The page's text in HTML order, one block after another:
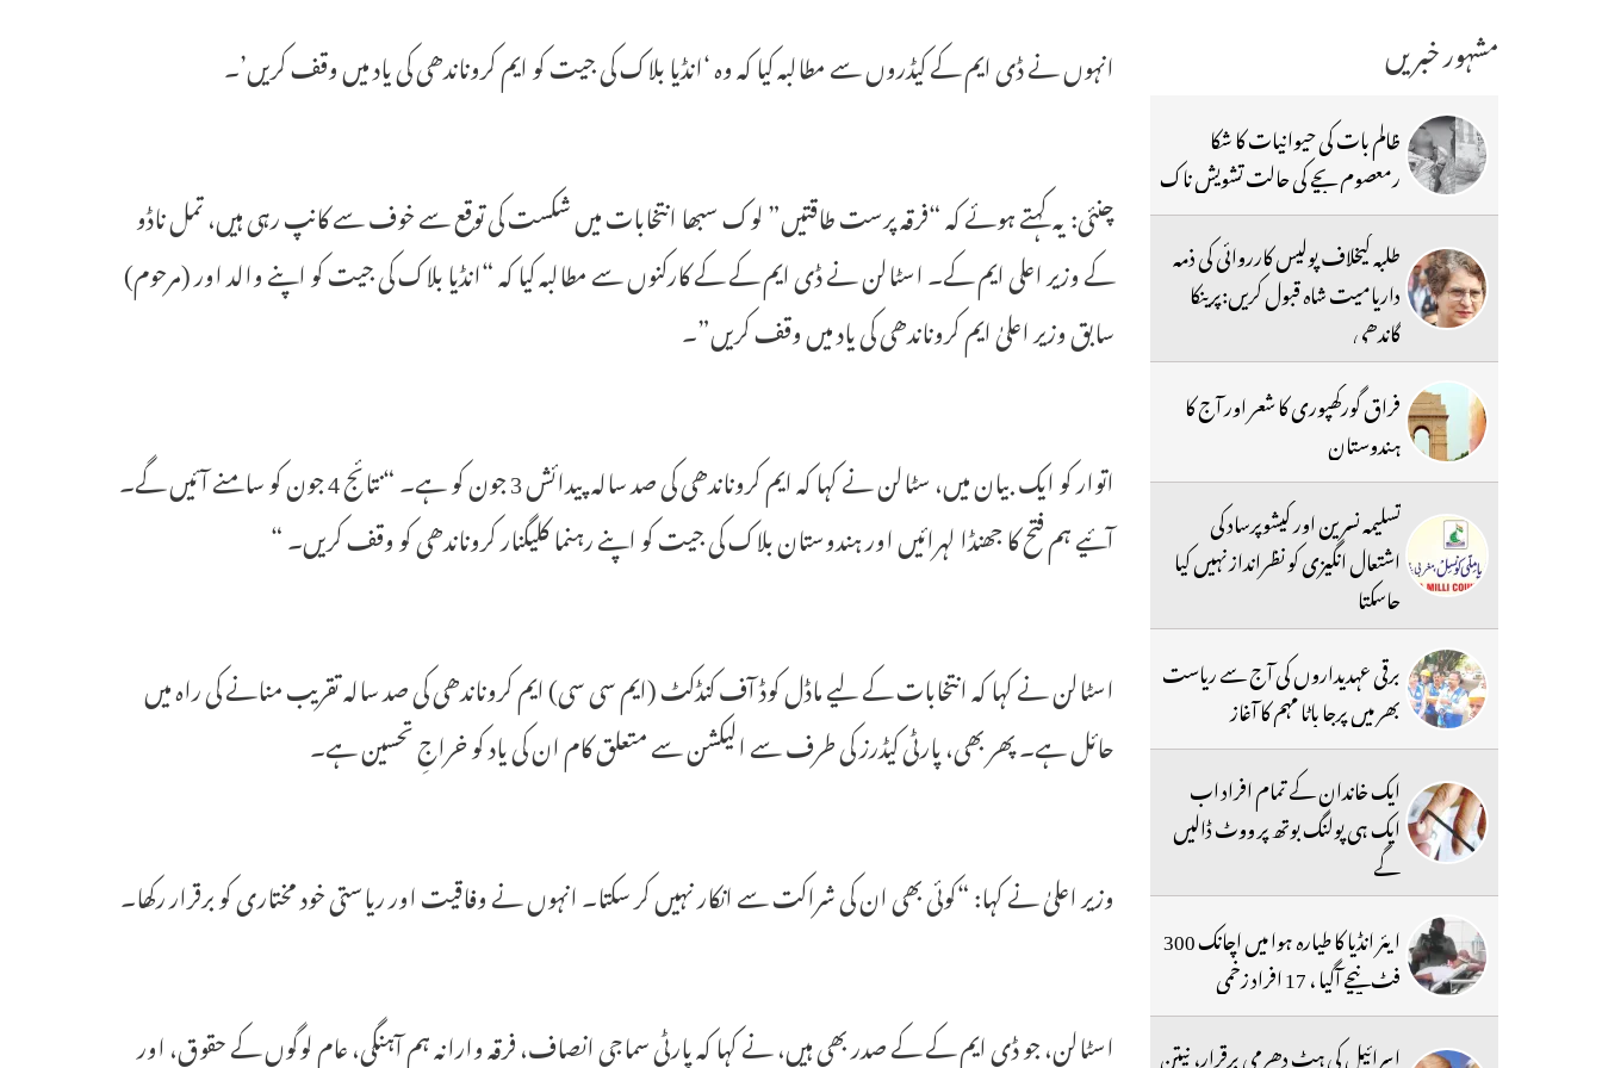
انہوں نے ڈی ایم کے کیڈروں سے مطالبہ کیا کہ وہ ‘انڈیا بلاک کی جیت کو ایم کروناندھی کی یاد میں وقف کریں’۔
چنئی: یہ کہتے ہوئے کہ “فرقہ پرست طاقتیں” لوک سبھا انتخابات میں شکست کی توقع سے خوف سے کانپ رہی ہیں، تمل ناڈو
کے وزیر اعلی ایم کے۔ اسٹالن نے ڈی ایم کے کے کارکنوں سے مطالبہ کیا کہ “انڈیا بلاک کی جیت کو اپنے والد اور (مرحوم)
سابق وزیر اعلیٰ ایم کروناندھی کی یاد میں وقف کریں”۔
اتوار کو ایک بیان میں، سٹالن نے کہا کہ ایم کروناندھی کی صد سالہ پیدائش 3 جون کو ہے۔ “نتائج 4 جون کو سامنے آئیں گے۔
آئیے ہم فتح کا جھنڈا لہرائیں اور ہندوستان بلاک کی جیت کو اپنے رہنما کلیگنار کروناندھی کو وقف کریں۔ “
اسٹالن نے کہا کہ انتخابات کے لیے ماڈل کوڈ آف کنڈکٹ (ایم سی سی) ایم کروناندھی کی صد سالہ تقریب منانے کی راہ میں
حائل ہے۔ پھر بھی، پارٹی کیڈرز کی طرف سے الیکشن سے متعلق کام ان کی یاد کو خراجِ تحسین ہے۔
وزیر اعلیٰ نے کہا: “کوئی بھی ان کی شراکت سے انکار نہیں کر سکتا۔ انہوں نے وفاقیت اور ریاستی خود مختاری کو برقرار رکھا۔
اسٹالن، جو ڈی ایم کے کے صدر بھی ہیں، نے کہا کہ پارٹی سماجی انصاف، فرقہ وارانہ ہم آہنگی، عام لوگوں کے حقوق، اور
مشہور خبریں
ظالم بات کی حیوانیات کا شکا
رمعصوم بچے کی حالت تشویش ناک
طلبہ کیخلاف پولیس کارروائی کی ذمہ
داریامیت شاہ قبول کریں:پرینکا
گاندھی
فراق گورکھپوری کا شعر اور آج کا
ہندوستان
تسلیمہ نسرین اور کیشوپرساد کی
اشتعال انگیزی کو نظرانداز نہیں کیا
جاسکتا
برقی عہدیداروں کی آج سے ریاست
بھر میں پرجا باٹا مہم کا آغاز
ایک خاندان کے تمام افراد اب
ایک ہی پولنگ بوتھ پر ووٹ ڈالیں
گے
ایئر انڈیا کا طیارہ ہوا میں اچانک 300
فٹ نیچے آگیا ، 17 افراد زخمی
اسرائیل کی ہٹ دھرمی برقرار، نیتن